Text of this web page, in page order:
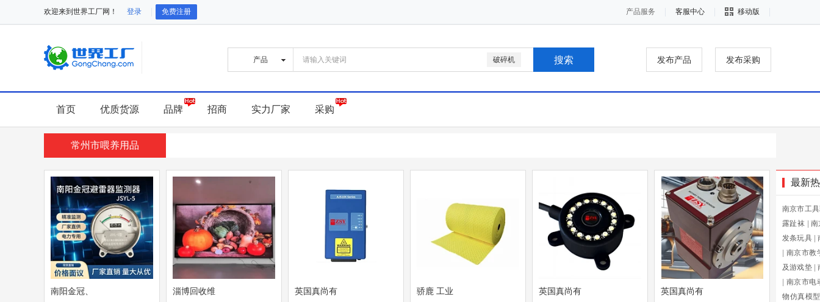
欢迎来到世界工厂网！ 登录 免费注册 产品服务 客服中心 移动版
破碎机 发布产品 发布采购
首页 优质货源 品牌 招商 实力厂家 采购
常州市喂养用品
南阳金冠、 淄博回收维 英国真尚有 骄鹿 工业 英国真尚有 英国真尚有
最新
南京市工
露趾袜
南
发条玩具
南京市教
及游戏垫
南京市电
物仿真模型